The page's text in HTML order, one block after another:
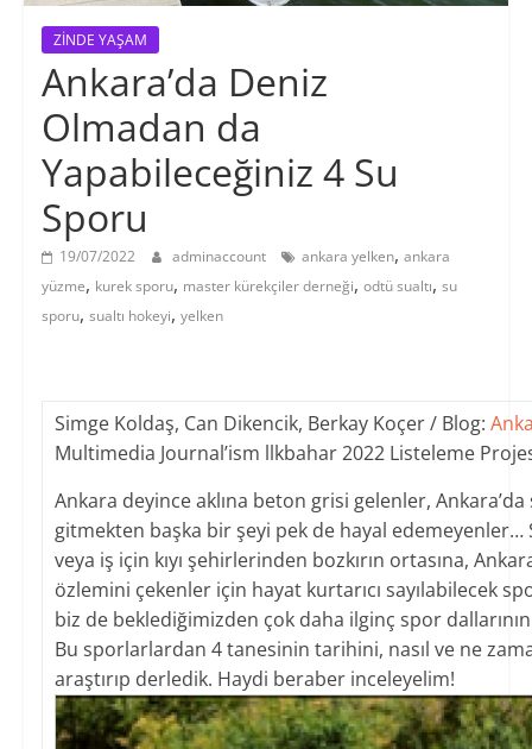
ZİNDE YAŞAM
Ankara’da Deniz
Olmadan da
Yapabileceğiniz 4 Su
Sporu
19/07/2022 adminaccount ankara yelken, ankara
yüzme, kurek sporu, master kürekçiler derneği, odtü sualtı, su
sporu, sualtı hokeyi, yelken
Simge Koldaş, Can Dikencik, Berkay Koçer / Blog:
Multimedia Journal’ism llkbahar 2022 Listeleme
Ankara deyince aklına beton grisi gelenler,
gitmekten başka bir şeyi pek de hayal edemeyenler…
veya iş için kıyı şehirlerinden bozkırın ortasına,
özlemini çekenler için hayat kurtarıcı sayılabilecek
biz de beklediğimizden çok daha ilginç spor
Bu sporlarlardan 4 tanesinin tarihini, nasıl ve ne
araştırıp derledik. Haydi beraber inceleyelim!